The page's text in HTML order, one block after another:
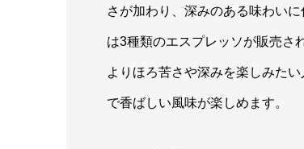
さが加わり、深みのある味わい
は3種類のエスプレッソが販売さ
よりほろ苦さや深みを楽しみた
で香ばしい風味が楽しめます。